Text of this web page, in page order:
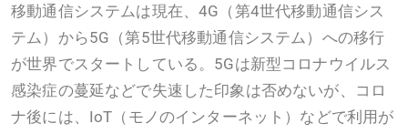
移動通信システムは現在、4G（第4世代移動通信シス
テム）から5G（第5世代移動通信システム）への移行
が世界でスタートしている。5Gは新型コロナウイルス
感染症の蔓延などで失速した印象は否めないが、コロ
ナ後には、IoT（モノのインターネット）などで利用が